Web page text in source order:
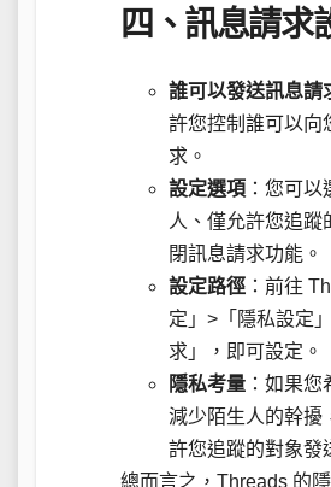
四、訊息請求
誰可以發送訊息請
許您控制誰可以向
求。
設定選項 ：您可
人、僅允許您追蹤
閉訊息請求功能。
設定路徑 ：前往
定」>「隱私設定
求」，即可設定。
隱私考量 ：如果
減少陌生人的幹擾
許您追蹤的對象發
總而言之，Threads 的